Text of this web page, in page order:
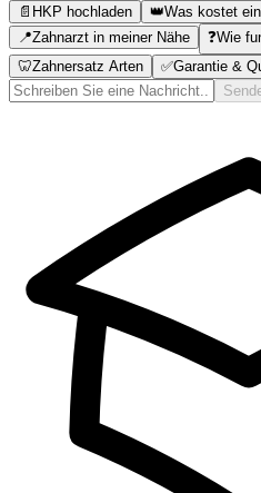
📄 HKP hochladen 👑Was kostet
📍Zahnarzt in meiner Nähe ❓Wie
🦷Zahnersatz Arten ✅Garantie &